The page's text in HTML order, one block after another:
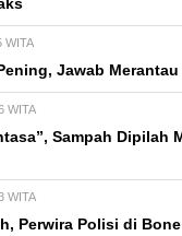
WITA
Jawab Merantau
WITA
Sampah Dipilah
WITA
Perwira Polisi di